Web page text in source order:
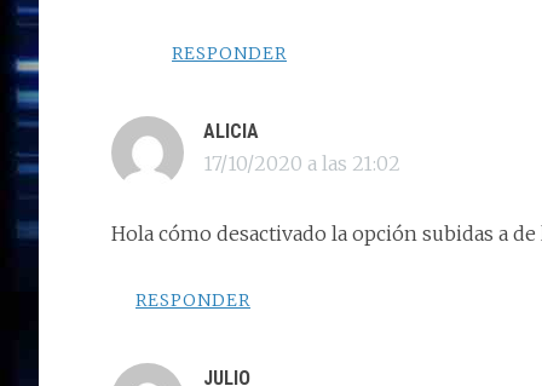
RESPONDER
ALICIA
17/10/2020 a las 21:02
Hola cómo desactivado la opción subidas a de
RESPONDER
JULIO